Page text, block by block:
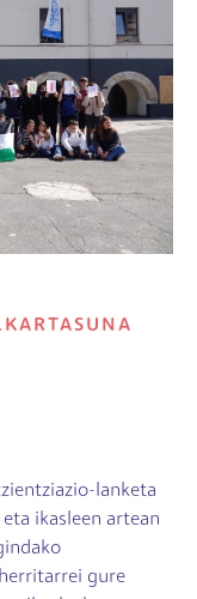
lanketa
ikasleen artean
gure